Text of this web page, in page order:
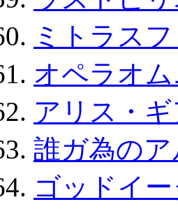
ミトラス
オペラオ
アリス・
誰ガ為の
ゴッドイ